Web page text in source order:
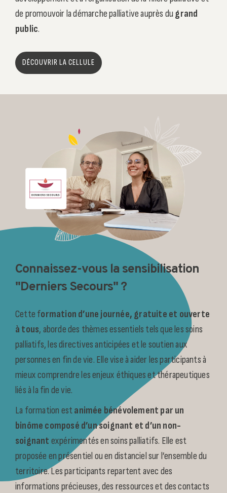
de promouvoir la démarche palliative auprès dugrand
public.
DÉCOUVRIR LA CELLULE
Connaissez-vous la sensibilisation
"Derniers Secours" ?
Cette formation d’une journée, gratuite et ouverte
à tous, aborde des thèmes essentiels tels que les soins
palliatifs, les directives anticipées et le soutien aux
personnes en fin de vie. Elle vise à aider les participants à
mieux comprendre les enjeux éthiques et thérapeutiques
liés à la fin de vie.
La formation estanimée bénévolement par un
binôme composé d’un soignant et d’un non-
soignant expérimentés en soins palliatifs. Elle est
proposée en présentiel ou en distanciel sur l’ensemble du
territoire. Les participants repartent avec des
informations précieuses, des ressources et des contacts